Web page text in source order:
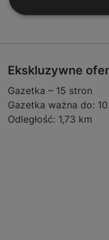
Ekskluzywne
Gazetka – 15 stron
Gazetka ważna do:
Odległość: 1,73 km